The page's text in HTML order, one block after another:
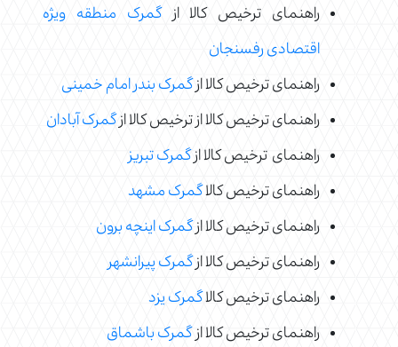
راهنمای ترخیص کالا ازگمرک منطقه ویژه
اقتصادی رفسنجان
راهنمای ترخیص کالا ازگمرک بندر امام خمینی
راهنمای ترخیص کالا از ترخیص کالا ازگمرک آبادان
راهنمای ترخیص کالا ازگمرک تبریز
راهنمای ترخیص کالاگمرک مشهد
راهنمای ترخیص کالا ازگمرک اینچه برون
راهنمای ترخیص کالا ازگمرک پیرانشهر
راهنمای ترخیص کالاگمرک یزد
راهنمای ترخیص کالا ازگمرک باشماق